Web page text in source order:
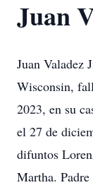
Juan
Juan Valadez
Wisconsin,
2023, en su
el 27 de
difuntos
Martha.